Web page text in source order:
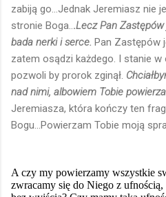
zabiją go...Jednak Jeremiasz nie
stronie Boga...Lecz Pan
bada nerki i serce. Pan Zastępów
zatem osądzi każdego. I stanie w
pozwoli by prorok zginął.
nad nimi, albowiem Tobie
Jeremiasza, która kończy ten
Bogu...Powierzam Tobie moją
A czy my powierzamy wszystkie
zwracamy się do Niego z